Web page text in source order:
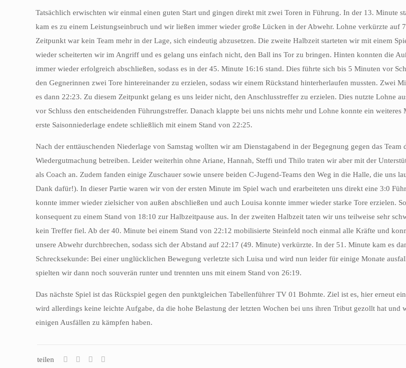
Tatsächlich erwischten wir einmal einen guten Start und gingen direkt mit zwei Toren in Führung. In der 13. Minute
kam es zu einem Leistungseinbruch und wir ließen immer wieder große Lücken in der Abwehr. Lohne verkürzte auf
Zeitpunkt war kein Team mehr in der Lage, sich eindeutig abzusetzen. Die zweite Halbzeit starteten wir mit einem
wieder scheiterten wir im Angriff und es gelang uns einfach nicht, den Ball ins Tor zu bringen. Hinten konnten die
immer wieder erfolgreich abschließen, sodass es in der 45. Minute 16:16 stand. Dies führte sich bis 5 Minuten vor
den Gegnerinnen zwei Tore hintereinander zu erzielen, sodass wir einem Rückstand hinterherlaufen mussten. Zwei
es dann 22:23. Zu diesem Zeitpunkt gelang es uns leider nicht, den Anschlusstreffer zu erzielen. Dies nutzte Lohne
vor Schluss den entscheidenden Führungstreffer. Danach klappte bei uns nichts mehr und Lohne konnte ein weiteres
erste Saisonniederlage endete schließlich mit einem Stand von 22:25.
Nach der enttäuschenden Niederlage von Samstag wollten wir am Dienstagabend in der Begegnung gegen das Team
Wiedergutmachung betreiben. Leider weiterhin ohne Ariane, Hannah, Steffi und Thilo traten wir aber mit der
als Coach an. Zudem fanden einige Zuschauer sowie unsere beiden C-Jugend-Teams den Weg in die Halle, die uns
Dank dafür!). In dieser Partie waren wir von der ersten Minute im Spiel wach und erarbeiteten uns direkt eine 3:0
konnte immer wieder zielsicher von außen abschließen und auch Louisa konnte immer wieder starke Tore erzielen.
konsequent zu einem Stand von 18:10 zur Halbzeitpause aus. In der zweiten Halbzeit taten wir uns teilweise sehr
kein Treffer fiel. Ab der 40. Minute bei einem Stand von 22:12 mobilisierte Steinfeld noch einmal alle Kräfte und
unsere Abwehr durchbrechen, sodass sich der Abstand auf 22:17 (49. Minute) verkürzte. In der 51. Minute kam es
Schrecksekunde: Bei einer unglücklichen Bewegung verletzte sich Luisa und wird nun leider für einige Monate
spielten wir dann noch souverän runter und trennten uns mit einem Stand von 26:19.
Das nächste Spiel ist das Rückspiel gegen den punktgleichen Tabellenführer TV 01 Bohmte. Ziel ist es, hier erneut
wird allerdings keine leichte Aufgabe, da die hohe Belastung der letzten Wochen bei uns ihren Tribut gezollt hat und
einigen Ausfällen zu kämpfen haben.
teilen